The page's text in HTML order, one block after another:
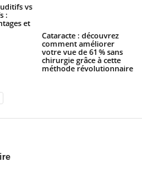
vs
:
et
Cataracte : découvrez
comment améliorer
votre vue de 61 % sans
chirurgie grâce à cette
méthode révolutionnaire